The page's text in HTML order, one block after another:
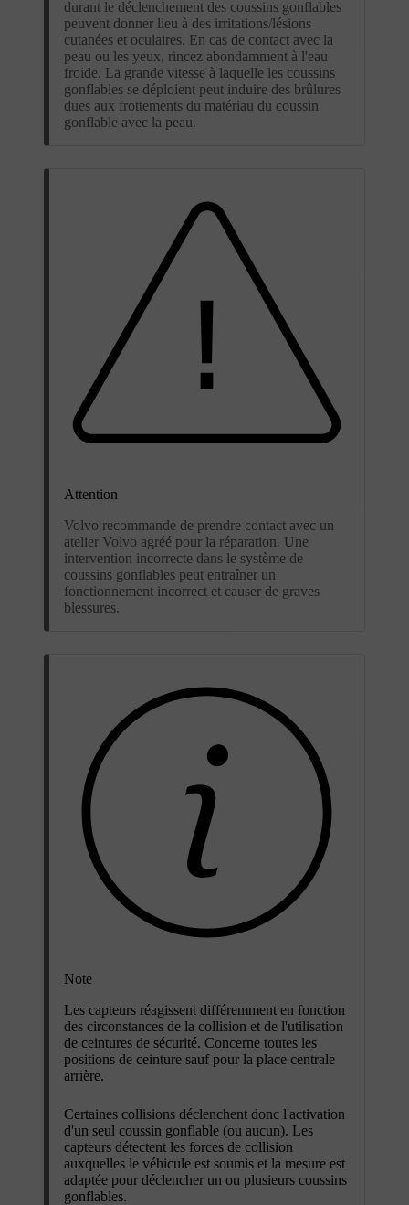
durant le déclenchement des coussins gonflables
peuvent donner lieu à des irritations/lésions
cutanées et oculaires. En cas de contact avec la
peau ou les yeux, rincez abondamment à l'eau
froide. La grande vitesse à laquelle les coussins
gonflables se déploient peut induire des brûlures
dues aux frottements du matériau du coussin
gonflable avec la peau.
Attention
Volvo recommande de prendre contact avec un
atelier Volvo agréé pour la réparation. Une
intervention incorrecte dans le système de
coussins gonflables peut entraîner un
fonctionnement incorrect et causer de graves
blessures.
Note
Les capteurs réagissent différemment en fonction
des circonstances de la collision et de l'utilisation
de ceintures de sécurité. Concerne toutes les
positions de ceinture sauf pour la place centrale
arrière.
Certaines collisions déclenchent donc l'activation
d'un seul coussin gonflable (ou aucun). Les
capteurs détectent les forces de collision
auxquelles le véhicule est soumis et la mesure est
adaptée pour déclencher un ou plusieurs coussins
gonflables.